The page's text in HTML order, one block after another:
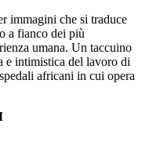
immagini che si traduce
a fianco dei più
umana. Un taccuino
e intimistica del lavoro di
africani in cui opera